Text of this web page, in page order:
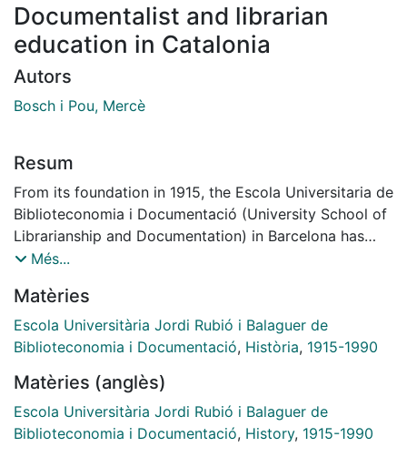
Documentalist and librarian
education in Catalonia
Autors
Bosch i Pou, Mercè
Resum
From its foundation in 1915, the Escola Universitaria de
Biblioteconomia i Documentació (University School of
Librarianship and Documentation) in Barcelona has
been playing an important role in the training of
describes the history, the situation in our days, and the
trends for the future of the professional training of the
librarians in Catalonia, with references to the rest of
Més...
Matèries
Escola Universitària Jordi Rubió i Balaguer de
Biblioteconomia i Documentació, Història, 1915-1990
Matèries (anglès)
Escola Universitària Jordi Rubió i Balaguer de
Biblioteconomia i Documentació, History, 1915-1990